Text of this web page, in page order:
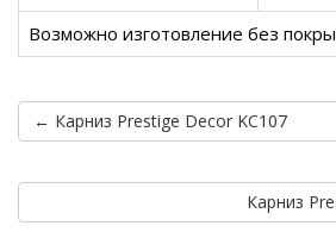
Возможно изготовление без
← Карниз Prestige Decor KC107
Карниз